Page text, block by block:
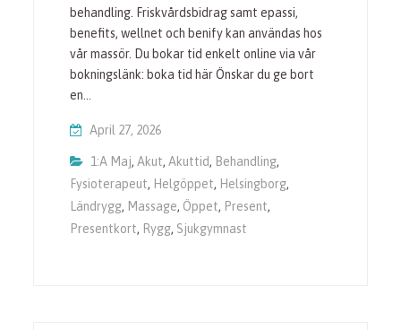
behandling. Friskvårdsbidrag samt epassi,
benefits, wellnet och benify kan användas hos
vår massör. Du bokar tid enkelt online via vår
bokningslänk: boka tid här Önskar du ge bort
en…
April 27, 2026
1:a Maj,Akut,Akuttid, Behandling,
Fysioterapeut, Helgöppet, Helsingborg,
Ländrygg, Massage, Öppet, Present,
Presentkort, Rygg, Sjukgymnast